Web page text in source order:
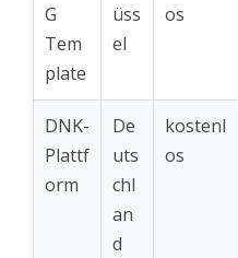
G
Tem
plate
üss
el
os
DNK-
Plattf
orm
De
uts
chl
an
d
kostenl
os